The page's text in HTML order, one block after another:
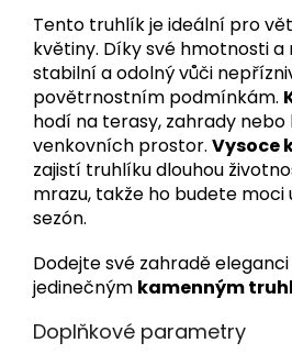
Tento truhlík je ideální pro
květiny. Díky své hmotnosti a
stabilní a odolný vůči
povětrnostním podmínkám.
hodí na terasy, zahrady
venkovních prostor. Vysoce
zajistí truhlíku dlouhou
mrazu, takže ho budete
sezón.
Dodejte své zahradě
jedinečným kamenným
Doplňkové parametry